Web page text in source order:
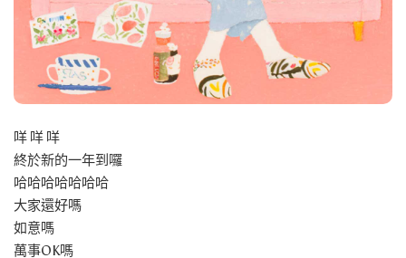
咩 咩 咩
終於新的一年到囉
哈哈哈哈哈哈哈
大家還好嗎
如意嗎
萬事OK嗎